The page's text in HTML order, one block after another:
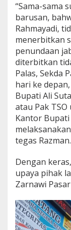
“Sama-sama
barusan,
Rahmayadi,
menerbitkan
penundaan
diterbitkan
Palas, Sekda
hari ke
Bupati Ali
atau Pak
Kantor
tegas Razman.
Dengan
upaya pihak
Zarnawi